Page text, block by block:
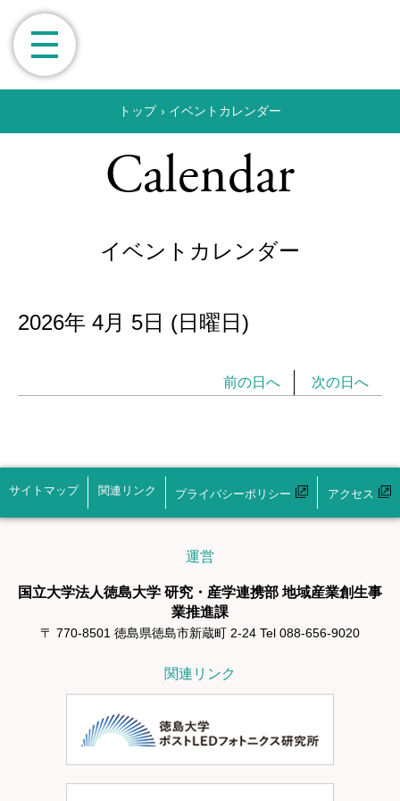
トップ › イベントカレンダー
Calendar
イベントカレンダー
2026年 4月 5日 (日 曜日 )
前の日へ 次の日へ
サイトマップ 関連リンク プライバシーポリシー アクセス
運営
国立大学法人徳島大学 研究・産学連携部 地域産業創生事
業推進課
〒 770-8501 徳島県徳島市新蔵町 2-24 Tel 088-656-9020
関連リンク